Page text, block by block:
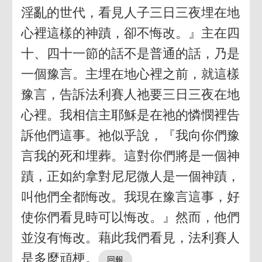
淫亂的世代，看見人子三日三夜埋在地
心裡這樣的神蹟，卻不悔改。』主在四
十、四十一節的話不是普通的話，乃是
一個豫言。主埋在地心裡之前，就這樣
豫言，告訴法利賽人祂要三日三夜在地
心裡。我相信主耶穌是在祂的憐憫裡告
訴他們這事。祂似乎說，『我向你們豫
言我的死和埋葬。這對你們將是一個神
蹟，正如約拿對尼尼微人是一個神蹟，
叫他們全都悔改。我現在豫言這事，好
使你們看見時可以悔改。』然而，他們
並沒有悔改。藉此我們看見，法利賽人
是多麼頑梗。